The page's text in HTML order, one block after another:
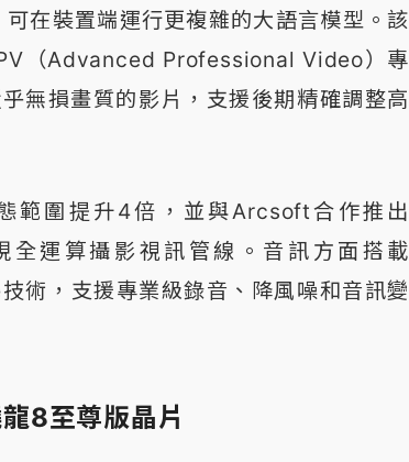
在裝置端運行更複雜的大語言模型。該
（Advanced Professional Video）專
無損畫質的影片，支援後期精確調整高
範圍提升4倍，並與Arcsoft合作推出
全運算攝影視訊管線。音訊方面搭載
術，支援專業級錄音、降風噪和音訊變
8至尊版晶片